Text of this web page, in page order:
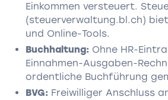
Einkommen versteuert.
(steuerverwaltung.bl.ch)
und Online-Tools.
Buchhaltung: Ohne HR-
Einnahmen-Ausgaben-
ordentliche Buchführung
BVG: Freiwilliger Anschluss